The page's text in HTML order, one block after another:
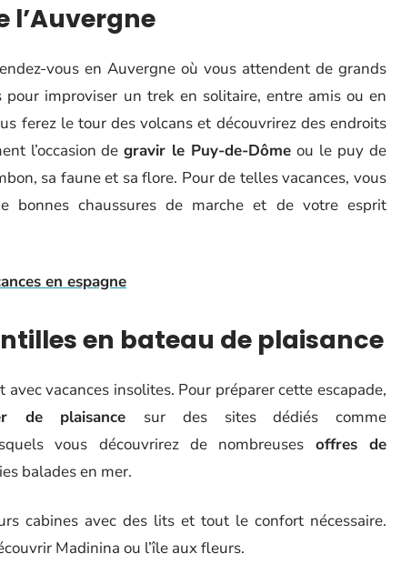
l’Auvergne
vous en Auvergne où vous attendent de grands
pour improviser un trek en solitaire, entre amis ou en
ferez le tour des volcans et découvrirez des endroits
l’occasion degravir le Puy-de-Dôme ou le puy de
sa faune et sa flore. Pour de telles vacances, vous
bonnes chaussures de marche et de votre esprit
en espagne
en bateau de plaisance
vacances insolites. Pour préparer cette escapade,
de plaisance sur des sites dédiés comme
vous découvrirez de nombreuses offres de
balades en mer.
cabines avec des lits et tout le confort nécessaire.
Madinina ou l’île aux fleurs.